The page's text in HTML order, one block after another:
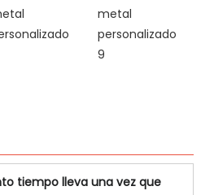
tiempo lleva una vez que